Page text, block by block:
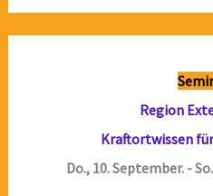
Region
Kraftortwissen
Do., 10. September. -